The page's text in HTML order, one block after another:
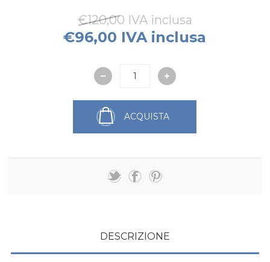
€120,00 IVA inclusa
€96,00 IVA inclusa
ACQUISTA
DESCRIZIONE